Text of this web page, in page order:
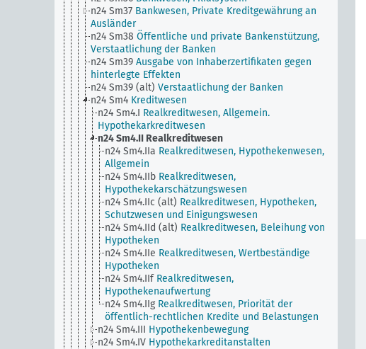
n24 Sm37 Bankwesen, Private Kreditgewährung an
Ausländer
n24 Sm38 Öffentliche und private Bankenstützung,
Verstaatlichung der Banken
n24 Sm39 Ausgabe von Inhaberzertifikaten gegen
hinterlegte Effekten
n24 Sm39 (alt) Verstaatlichung der Banken
n24 Sm4 Kreditwesen
n24 Sm4.I Realkreditwesen, Allgemein.
Hypothekarkreditwesen
n24 Sm4.II Realkreditwesen
n24 Sm4.IIa Realkreditwesen, Hypothekenwesen,
Allgemein
n24 Sm4.IIb Realkreditwesen,
Hypothekekarschätzungswesen
n24 Sm4.IIc (alt) Realkreditwesen, Hypotheken,
Schutzwesen und Einigungswesen
n24 Sm4.IId (alt) Realkreditwesen, Beleihung von
Hypotheken
n24 Sm4.IIe Realkreditwesen, Wertbeständige
Hypotheken
n24 Sm4.IIf Realkreditwesen,
Hypothekenaufwertung
n24 Sm4.IIg Realkreditwesen, Priorität der
öffentlich-rechtlichen Kredite und Belastungen
n24 Sm4.III Hypothekenbewegung
n24 Sm4.IV Hypothekarkreditanstalten